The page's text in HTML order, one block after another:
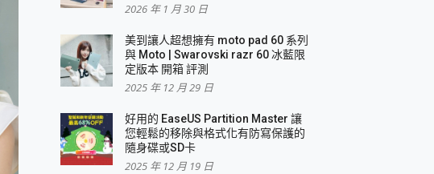
2026 年 1 月 30 日
美到讓人超想擁有 moto pad 60 系列
與 Moto | Swarovski razr 60 冰藍限
定版本 開箱 評測
2025 年 12 月 29 日
好用的 EaseUS Partition Master 讓
您輕鬆的移除與格式化有防寫保護的
隨身碟或SD卡
2025 年 12 月 19 日